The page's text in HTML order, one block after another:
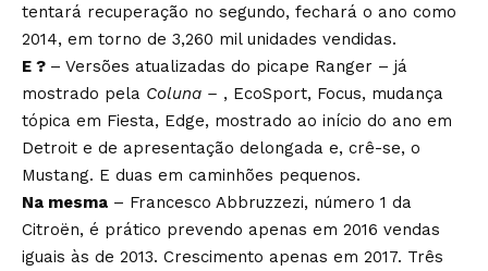
tentará recuperação no segundo, fechará o ano como
2014, em torno de 3,260 mil unidades vendidas.
E ? – Versões atualizadas do picape Ranger – já
mostrado pela Coluna – , EcoSport, Focus, mudança
tópica em Fiesta, Edge, mostrado ao início do ano em
Detroit e de apresentação delongada e, crê-se, o
Mustang. E duas em caminhões pequenos.
Na mesma – Francesco Abbruzzezi, número 1 da
Citroën, é prático prevendo apenas em 2016 vendas
iguais às de 2013. Crescimento apenas em 2017. Três